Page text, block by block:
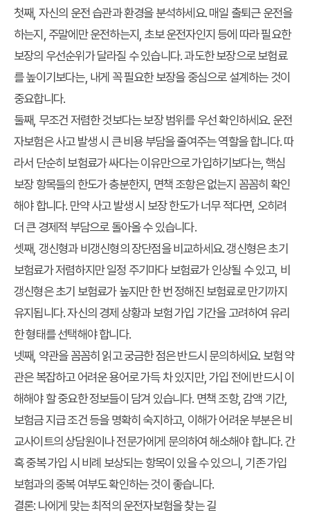
첫째, 자신의 운전 습관과 환경을 분석하세요.매일 출퇴근 운전을
하는지, 주말에만 운전하는지, 초보 운전자인지 등에 따라 필요한
보장의 우선순위가 달라질 수 있습니다. 과도한 보장으로 보험료
를 높이기보다는, 내게 꼭 필요한 보장을 중심으로 설계하는 것이
중요합니다.
둘째, 무조건 저렴한 것보다는 보장 범위를 우선 확인하세요. 운전
자보험은 사고 발생 시 큰 비용 부담을 줄여주는 역할을 합니다. 따
라서 단순히 보험료가 싸다는 이유만으로 가입하기보다는, 핵심
보장 항목들의 한도가 충분한지, 면책 조항은 없는지 꼼꼼히 확인
해야 합니다. 만약 사고 발생 시 보장 한도가 너무 적다면, 오히려
더 큰 경제적 부담으로 돌아올 수 있습니다.
셋째, 갱신형과 비갱신형의 장단점을 비교하세요.갱신형은 초기
보험료가 저렴하지만 일정 주기마다 보험료가 인상될 수 있고, 비
갱신형은 초기 보험료가 높지만 한 번 정해진 보험료로 만기까지
유지됩니다. 자신의 경제 상황과 보험 가입 기간을 고려하여 유리
한 형태를 선택해야 합니다.
넷째, 약관을 꼼꼼히 읽고 궁금한 점은 반드시 문의하세요. 보험 약
관은 복잡하고 어려운 용어로 가득 차 있지만, 가입 전에 반드시 이
해해야 할 중요한 정보들이 담겨 있습니다. 면책 조항, 감액 기간,
보험금 지급 조건 등을 명확히 숙지하고, 이해가 어려운 부분은 비
교사이트의 상담원이나 전문가에게 문의하여 해소해야 합니다. 간
혹 중복 가입 시 비례 보상되는 항목이 있을 수 있으니, 기존 가입
보험과의 중복 여부도 확인하는 것이 좋습니다.
결론: 나에게 맞는 최적의 운전자보험을 찾는 길